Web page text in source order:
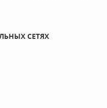
СЕТЯХ